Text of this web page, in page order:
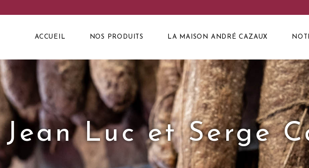
ACCUEIL NOS PRODUITS LA MAISON ANDRÉ CAZAUX
Jean Luc et Serge